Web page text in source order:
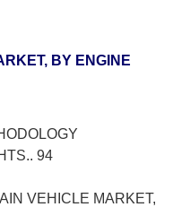
BY ENGINE
94
VEHICLE MARKET,